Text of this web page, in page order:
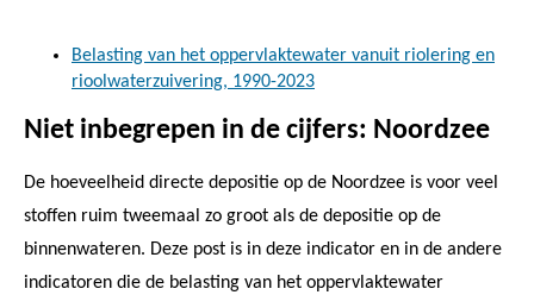
Belasting van het oppervlaktewater vanuit riolering en
rioolwaterzuivering, 1990-2023
Niet inbegrepen in de cijfers: Noordzee
De hoeveelheid directe depositie op de Noordzee is voor veel
stoffen ruim tweemaal zo groot als de depositie op de
binnenwateren. Deze post is in deze indicator en in de andere
indicatoren die de belasting van het oppervlaktewater